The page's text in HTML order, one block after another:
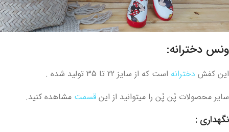
ونس دخترانه:
این کفش دخترانه است که از سایز 22 تا 35 تولید شده .
سایر محصولات پُن پُن را میتوانید از این قسمت مشاهده کنید.
نگهداری :